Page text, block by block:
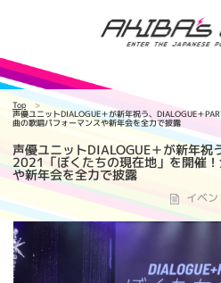
Top
声優ユニットDIALOGUE＋が新年祝う、DIALOGUE＋
曲の歌唱パフォーマンスや新年会を全力で披露
声優ユニットDIALOGUE＋が新年祝
2021「ぼくたちの現在地」を開催
や新年会を全力で披露
イベン